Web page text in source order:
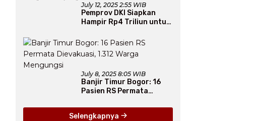
July 12, 2025 2:55 WIB
Pemprov DKI Siapkan
Hampir Rp4 Triliun untuk
Secara Jangka Panjang
July 8, 2025 8:05 WIB
Banjir Timur Bogor: 16
Pasien RS Permata
Mengungsi
Selengkapnya